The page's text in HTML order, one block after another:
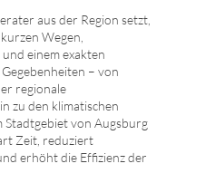
aus der Region setzt,
Wegen,
einem exakten
– von
regionale
zu den klimatischen
Stadtgebiet von Augsburg
Zeit, reduziert
erhöht die Effizienz der